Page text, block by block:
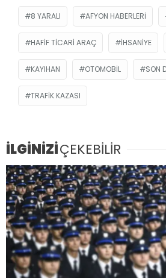
8 YARALI AFYON HABERLERI
HAFIF TICARI ARAÇ İHSANIYE
KAYIHAN OTOMOBIL SON
TRAFIK KAZASI
İLGİNİZİÇEKEBİLİR